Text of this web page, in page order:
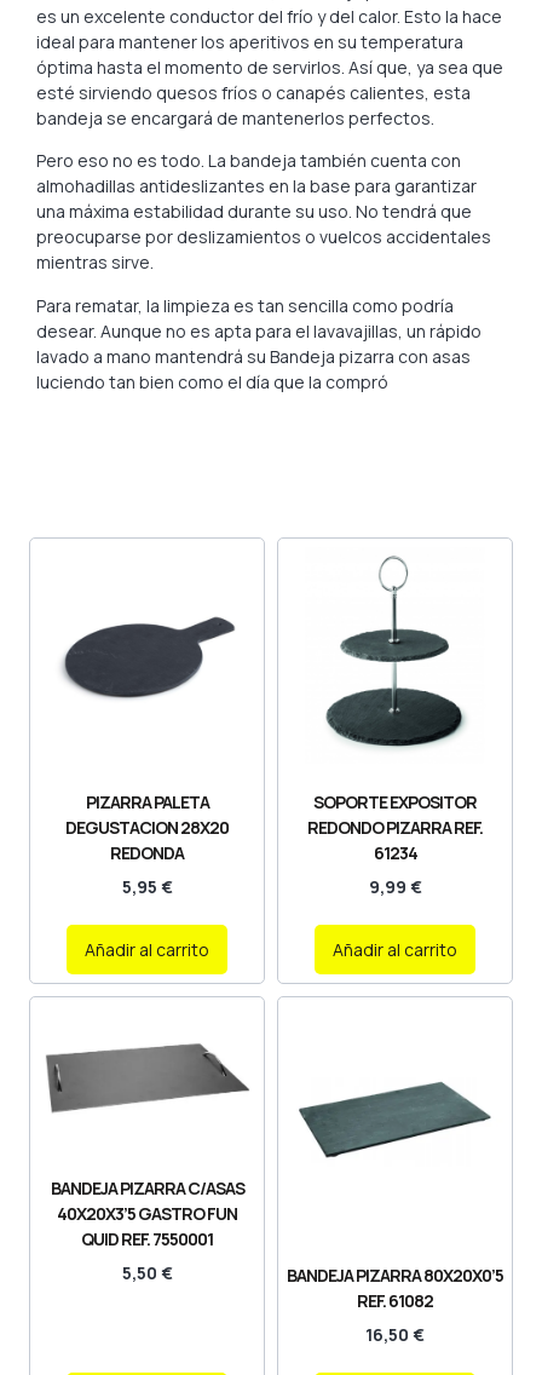
es un excelente conductor del frío y del calor. Esto la hace
ideal para mantener los aperitivos en su temperatura
óptima hasta el momento de servirlos. Así que, ya sea que
esté sirviendo quesos fríos o canapés calientes, esta
bandeja se encargará de mantenerlos perfectos.
Pero eso no es todo. La bandeja también cuenta con
almohadillas antideslizantes en la base para garantizar
una máxima estabilidad durante su uso. No tendrá que
preocuparse por deslizamientos o vuelcos accidentales
mientras sirve.
Para rematar, la limpieza es tan sencilla como podría
desear. Aunque no es apta para el lavavajillas, un rápido
lavado a mano mantendrá su Bandeja pizarra con asas
luciendo tan bien como el día que la compró
PIZARRA PALETA
DEGUSTACION 28X20
REDONDA
5,95 €
Añadir al carrito
SOPORTE EXPOSITOR
REDONDO PIZARRA REF.
61234
9,99 €
Añadir al carrito
BANDEJA PIZARRA C/ASAS
40X20X3’5 GASTRO FUN
QUID REF. 7550001
5,50 €
BANDEJA PIZARRA 80X20X0’5
REF. 61082
16,50 €